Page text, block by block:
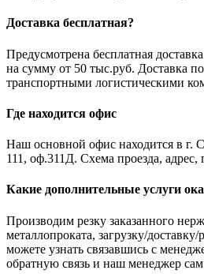
Доставка бесплатная?
Предусмотрена бесплатная
на сумму от 50 тыс.руб. Доставка
транспортными логистическими
Где находится офис
Наш основной офис находится в г.
111, оф.311Д. Схема проезда, адрес,
Какие дополнительные услуги
Производим резку заказанного
металлопроката, загрузку/
можете узнать связавшись с
обратную связь и наш менеджер